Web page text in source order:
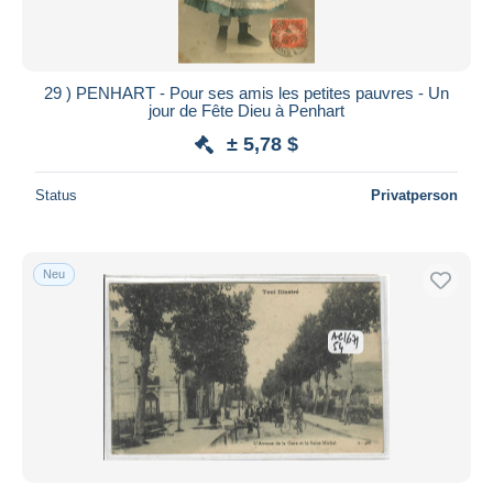
29 ) PENHART - Pour ses amis les petites pauvres - Un
jour de Fête Dieu à Penhart
± 5,78 $
Status Privatperson
Neu